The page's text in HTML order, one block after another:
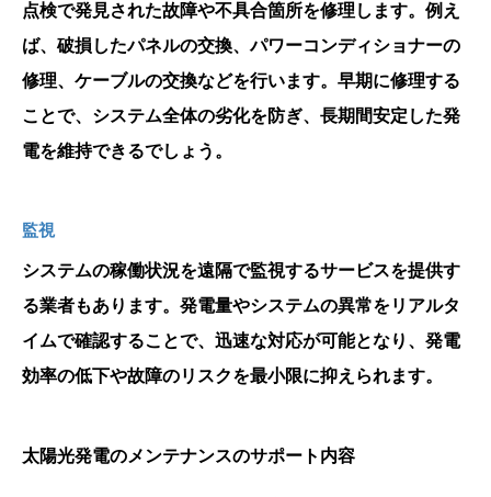
点検で発見された故障や不具合箇所を修理します。例え
ば、破損したパネルの交換、パワーコンディショナーの
修理、ケーブルの交換などを行います。早期に修理する
ことで、システム全体の劣化を防ぎ、長期間安定した発
電を維持できるでしょう。
監視
システムの稼働状況を遠隔で監視するサービスを提供す
る業者もあります。発電量やシステムの異常をリアルタ
イムで確認することで、迅速な対応が可能となり、発電
効率の低下や故障のリスクを最小限に抑えられます。
太陽光発電のメンテナンスのサポート内容